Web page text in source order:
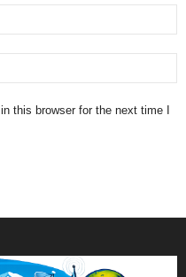
this browser for the next time I